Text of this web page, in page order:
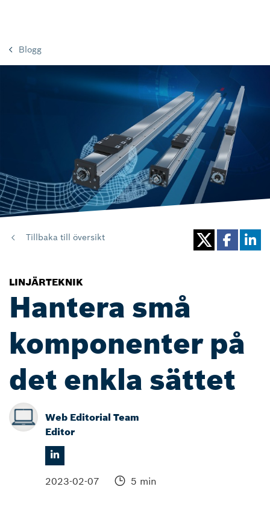
Blogg
Tillbaka till översikt
LINJÄRTEKNIK
Hantera små
komponenter på
det enkla sättet
Web Editorial Team
Editor
2023-02-07 5 min